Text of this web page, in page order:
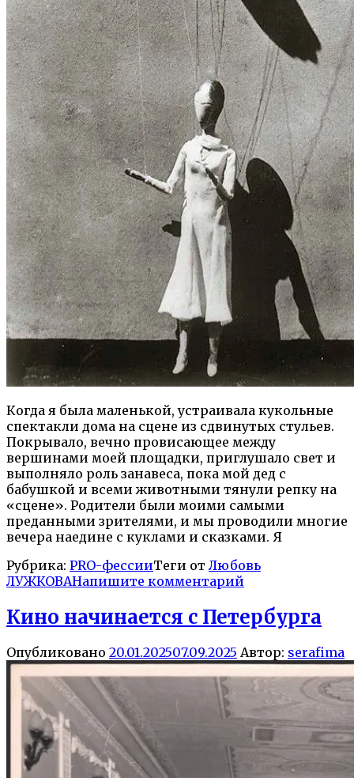
Когда я была маленькой, устраивала кукольные
спектакли дома на сцене из сдвинутых стульев.
Покрывало, вечно провисающее между
вершинами моей площадки, приглушало свет и
выполняло роль занавеса, пока мой дед с
бабушкой и всеми животными тянули репку на
«сцене». Родители были моими самыми
преданными зрителями, и мы проводили многие
вечера наедине с куклами и сказками. Я
Рубрика: PRO-фессииТеги от Любовь
ЛУЖКОВАНапишите комментарий
Кино начинается с Петербурга
Опубликовано 20.01.202507.09.2025 Автор: serafima